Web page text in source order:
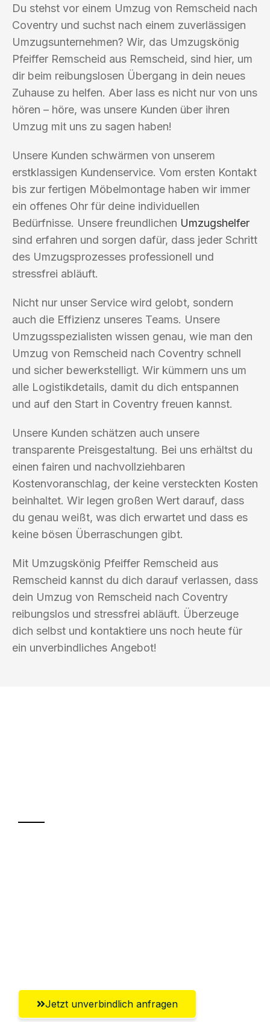
Du stehst vor einem Umzug von Remscheid nach
Coventry und suchst nach einem zuverlässigen
Umzugsunternehmen? Wir, das Umzugskönig
Pfeiffer Remscheid aus Remscheid, sind hier, um
dir beim reibungslosen Übergang in dein neues
Zuhause zu helfen. Aber lass es nicht nur von uns
hören – höre, was unsere Kunden über ihren
Umzug mit uns zu sagen haben!
Unsere Kunden schwärmen von unserem
erstklassigen Kundenservice. Vom ersten Kontakt
bis zur fertigen Möbelmontage haben wir immer
ein offenes Ohr für deine individuellen
Bedürfnisse. Unsere freundlichen Umzugshelfer
sind erfahren und sorgen dafür, dass jeder Schritt
des Umzugsprozesses professionell und
stressfrei abläuft.
Nicht nur unser Service wird gelobt, sondern
auch die Effizienz unseres Teams. Unsere
Umzugsspezialisten wissen genau, wie man den
Umzug von Remscheid nach Coventry schnell
und sicher bewerkstelligt. Wir kümmern uns um
alle Logistikdetails, damit du dich entspannen
und auf den Start in Coventry freuen kannst.
Unsere Kunden schätzen auch unsere
transparente Preisgestaltung. Bei uns erhältst du
einen fairen und nachvollziehbaren
Kostenvoranschlag, der keine versteckten Kosten
beinhaltet. Wir legen großen Wert darauf, dass
du genau weißt, was dich erwartet und dass es
keine bösen Überraschungen gibt.
Mit Umzugskönig Pfeiffer Remscheid aus
Remscheid kannst du dich darauf verlassen, dass
dein Umzug von Remscheid nach Coventry
reibungslos und stressfrei abläuft. Überzeuge
dich selbst und kontaktiere uns noch heute für
ein unverbindliches Angebot!
Jetzt unverbindlich anfragen